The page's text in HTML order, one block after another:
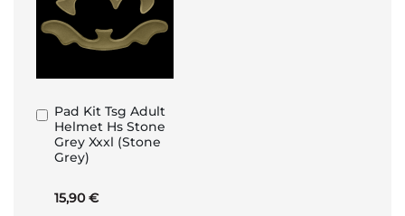
Pad Kit Tsg Adult
Helmet Hs Stone
Grey Xxxl (Stone
Grey)
15,90 €
Aggiungi
al
Carrello